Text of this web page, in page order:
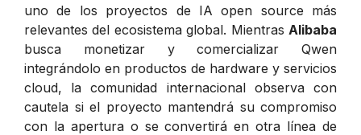
uno de los proyectos de IA open source más
relevantes del ecosistema global. Mientras Alibaba
busca monetizar y comercializar Qwen
integrándolo en productos de hardware y servicios
cloud, la comunidad internacional observa con
cautela si el proyecto mantendrá su compromiso
con la apertura o se convertirá en otra línea de